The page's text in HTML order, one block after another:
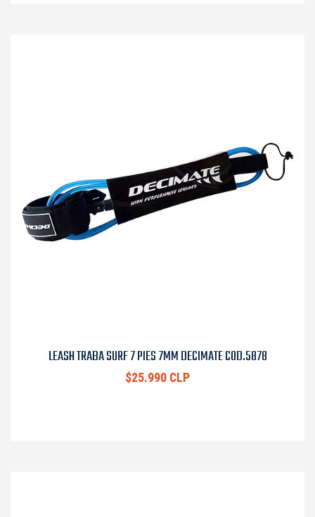
LEASH TRABA SURF 7 PIES 7MM DECIMATE COD.5878
$25.990 CLP